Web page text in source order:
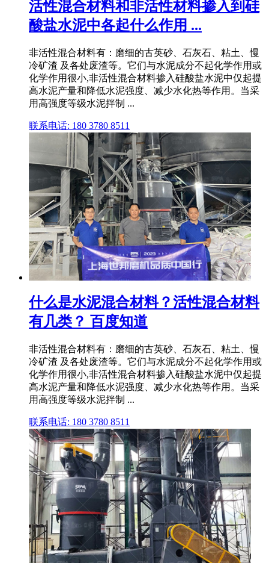
活性混合材料和非活性材料掺入到硅
酸盐水泥中各起什么作用 ...
非活性混合材料有：磨细的古英砂、石灰石、粘土、慢
冷矿渣 及各处废渣等。它们与水泥成分不起化学作用或
化学作用很小,非活性混合材料掺入硅酸盐水泥中仅起提
高水泥产量和降低水泥强度、减少水化热等作用。当采
用高强度等级水泥拌制 ...
联系电话: 180 3780 8511
什么是水泥混合材料？活性混合材料
有几类？ 百度知道
非活性混合材料有：磨细的古英砂、石灰石、粘土、慢
冷矿渣 及各处废渣等。它们与水泥成分不起化学作用或
化学作用很小,非活性混合材料掺入硅酸盐水泥中仅起提
高水泥产量和降低水泥强度、减少水化热等作用。当采
用高强度等级水泥拌制 ...
联系电话: 180 3780 8511